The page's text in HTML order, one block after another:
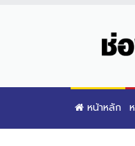
หน้าหลัก